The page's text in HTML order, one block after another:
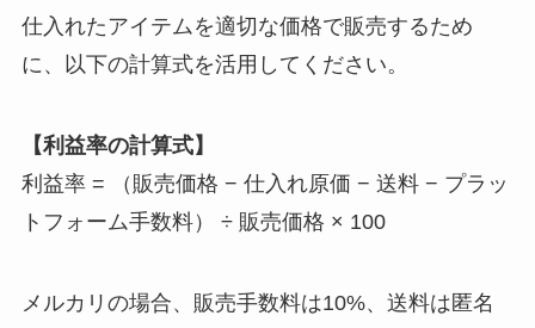
仕入れたアイテムを適切な価格で販売するため
に、以下の計算式を活用してください。
【利益率の計算式】
利益率 = （販売価格 − 仕入れ原価 − 送料 − プラッ
トフォーム手数料） ÷ 販売価格 × 100
メルカリの場合、販売手数料は10%、送料は匿名